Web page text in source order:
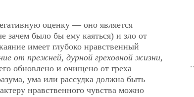
оценку — оно является
зачем было бы ему каяться) и зло от
имеет глубоко нравственный
от прежней, дурной греховной жизни,
обновлено и очищено от греха
ума или рассудка должна быть
нравственного чувства можно